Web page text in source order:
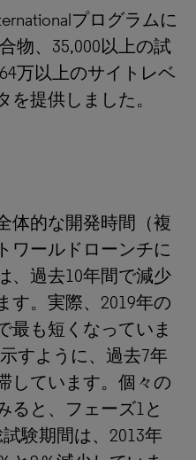
プログラムに
物、35,000以上の試
万以上のサイトレベ
提供しました。
体的な開発時間（複
ワールドローンチに
、過去10年間で減少
す。実際、2019年の
最も短くなっていま
すように、過去7年
しています。個々の
ると、フェーズ1と
験期間は、2013年